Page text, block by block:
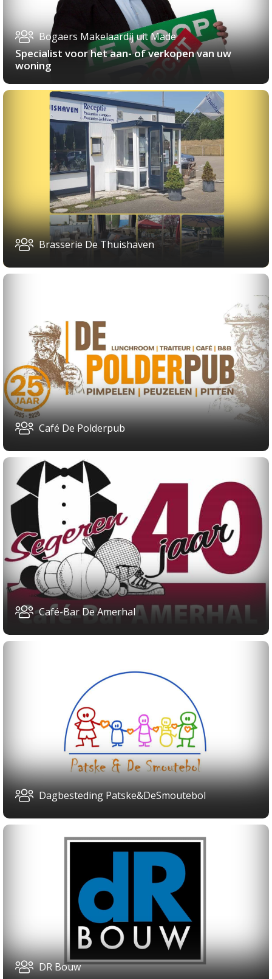
Bogaers Makelaardij uit Made
Specialist voor het aan- of verkopen van uw
woning
Brasserie De Thuishaven
Café De Polderpub
Café-Bar De Amerhal
Dagbesteding Patske&DeSmoutebol
DR Bouw